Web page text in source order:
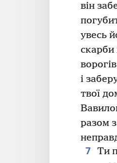
він
увесь
скарби
і
твої
разом
7 Ти